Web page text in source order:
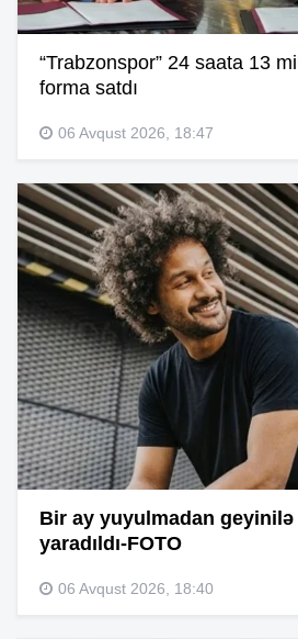
“Trabzonspor” 24 saata 13
forma satdı
06 Avqust 2026, 18:47
Bir ay yuyulmadan
yaradıldı-FOTO
06 Avqust 2026, 18:40